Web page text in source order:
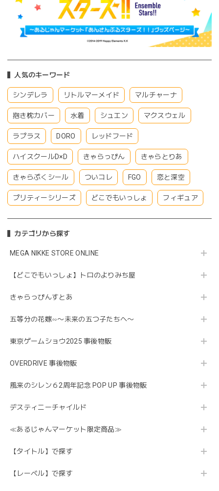
人気のキーワード
シンデレラ リトルマーメイド マルチャーナ
抱き枕カバー 水着 シュエン マクスウェル
ラプラス DORO レッドフード
ハイスクールD×D きゃらっぴん きゃらとりあ
きゃらぷくシール ついコレ FGO 恋と深空
プリティーシリーズ どこでもいっしょ フィギュア
カテゴリから探す
MEGA NIKKE STORE ONLINE
【どこでもいっしょ】トロのよりみち屋
きゃらっぴんすとあ
五等分の花嫁∽〜未来の五つ子たちへ〜
東京ゲームショウ2025 事後物販
OVERDRIVE 事後物販
風来のシレン６2周年記念 POP UP 事後物販
デスティニーチャイルド
≪あるじゃんマーケット限定商品≫
【タイトル】で探す
【レーベル】で探す